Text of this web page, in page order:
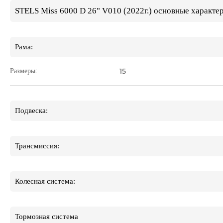
STELS Miss 6000 D 26" V010 (2022г.) основные
Рама:
Размеры: 15
Подвеска:
Трансмиссия:
Колесная система:
Тормозная система